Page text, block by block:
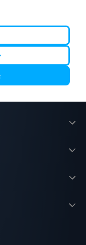
Барановичи
Люблин
Варшава